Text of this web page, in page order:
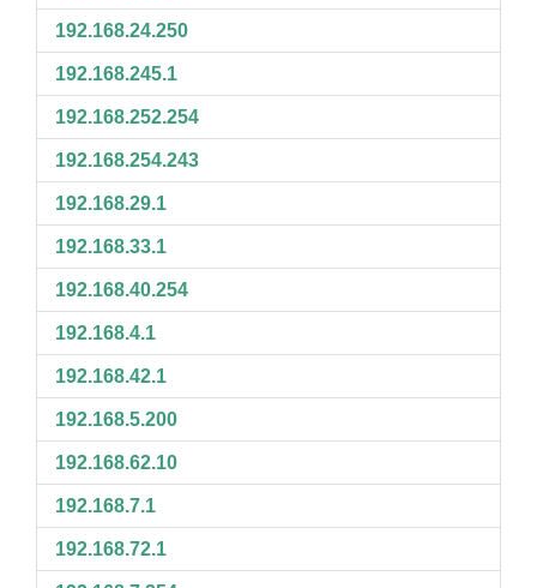
192.168.24.250
192.168.245.1
192.168.252.254
192.168.254.243
192.168.29.1
192.168.33.1
192.168.40.254
192.168.4.1
192.168.42.1
192.168.5.200
192.168.62.10
192.168.7.1
192.168.72.1